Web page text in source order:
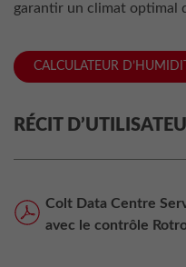
garantir un climat optimal
CALCULATEUR
RÉCIT
Colt Data Centre
avec le contrôle